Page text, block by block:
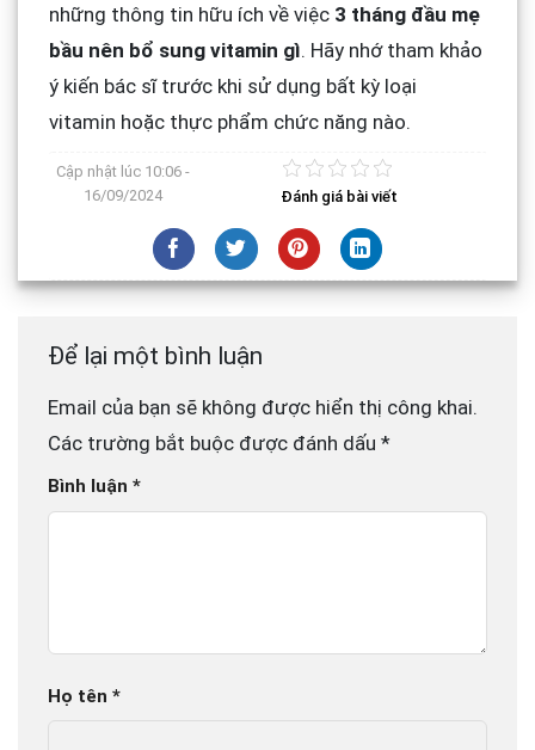
những thông tin hữu ích về việc 3 tháng đầu mẹ
bầu nên bổ sung vitamin gì. Hãy nhớ tham khảo
ý kiến bác sĩ trước khi sử dụng bất kỳ loại
vitamin hoặc thực phẩm chức năng nào.
Cập nhật lúc 10:06 -
16/09/2024
Đánh giá bài viết
Để lại một bình luận
Email của bạn sẽ không được hiển thị công khai.
Các trường bắt buộc được đánh dấu *
Bình luận *
Họ tên *